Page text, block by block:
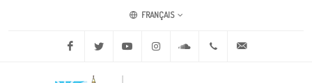
FRANÇAIS
Facebook Twitter Youtube Instagram Soundcloud+20 2 25970400